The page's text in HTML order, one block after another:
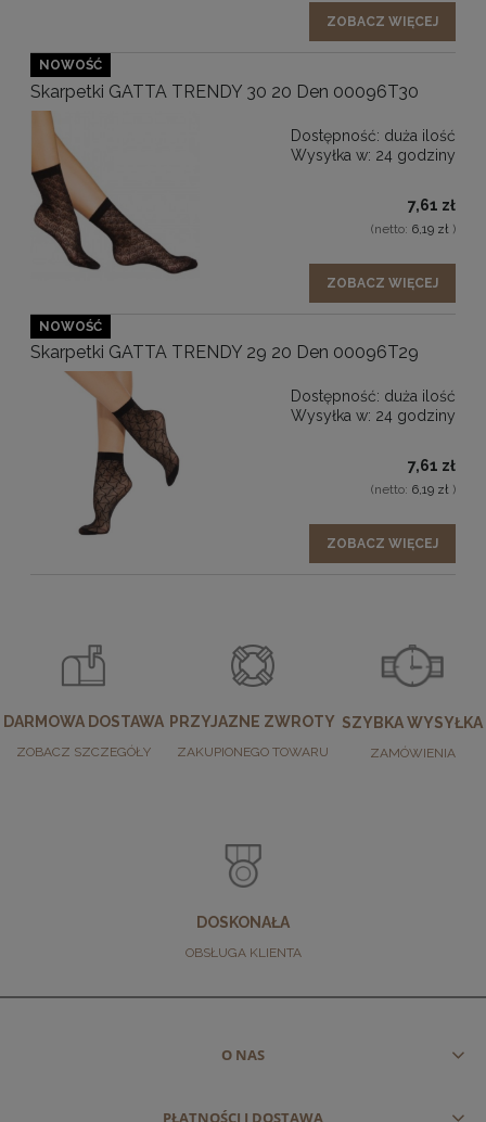
ZOBACZ WIĘCEJ
Skarpetki GATTA TRENDY 30 20 Den 00096T30
Dostępność: duża ilość
Wysyłka w: 24 godziny
7,61 zł
(netto: 6,19 zł )
ZOBACZ WIĘCEJ
NOWOŚĆ
Skarpetki GATTA TRENDY 29 20 Den 00096T29
Dostępność: duża ilość
Wysyłka w: 24 godziny
7,61 zł
(netto: 6,19 zł )
ZOBACZ WIĘCEJ
NOWOŚĆ
DARMOWA DOSTAWA
ZOBACZ SZCZEGÓŁY
PRZYJAZNE ZWROTY
ZAKUPIONEGO TOWARU
SZYBKA WYSYŁKA
ZAMÓWIENIA
DOSKONAŁA
OBSŁUGA KLIENTA
O NAS
PŁATNOŚCI I DOSTAWA